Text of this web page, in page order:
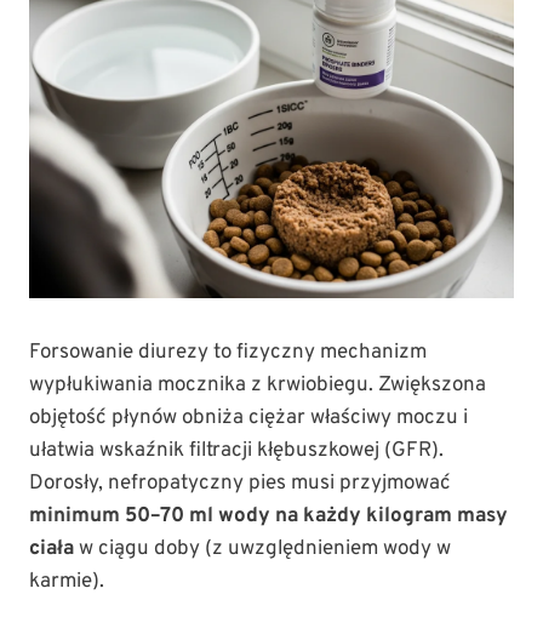
Forsowanie diurezy to fizyczny mechanizm
wypłukiwania mocznika z krwiobiegu. Zwiększona
objętość płynów obniża ciężar właściwy moczu i
ułatwia wskaźnik filtracji kłębuszkowej (GFR).
Dorosły, nefropatyczny pies musi przyjmować
minimum 50–70 ml wody na każdy kilogram masy
ciaław ciągu doby (z uwzględnieniem wody w
karmie).